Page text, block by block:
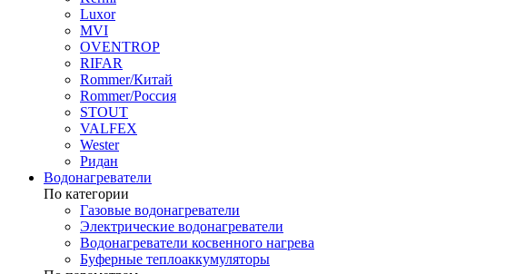
Luxor
MVI
OVENTROP
RIFAR​
Rommer/Китай
Rommer/Россия
STOUT
VALFEX
Wester
Ридан
Водонагреватели
По категории
Газовые водонагреватели
Электрические водонагреватели
Водонагреватели косвенного нагрева
Буферные теплоаккумуляторы